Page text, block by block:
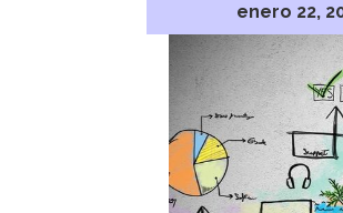
enero 22,